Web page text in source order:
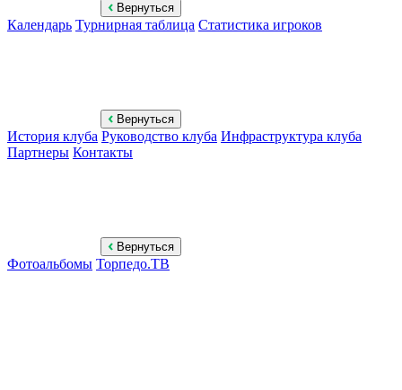
Вернуться
Календарь Турнирная таблица Статистика игроков
Вернуться
История клуба Руководство клуба Инфраструктура клуба
Партнеры Контакты
Вернуться
Фотоальбомы Торпедо.ТВ